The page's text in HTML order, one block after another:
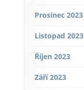
Prosinec 2023
Listopad 2023
Říjen 2023
Září 2023